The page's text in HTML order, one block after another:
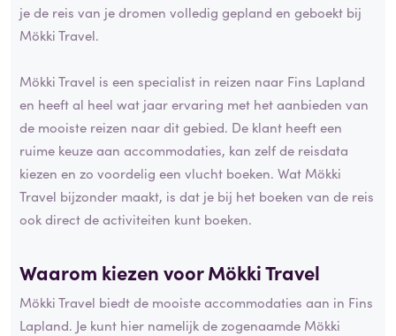
je de reis van je dromen volledig gepland en geboekt bij
Mökki Travel.
Mökki Travel is een specialist in reizen naar Fins Lapland
en heeft al heel wat jaar ervaring met het aanbieden van
de mooiste reizen naar dit gebied. De klant heeft een
ruime keuze aan accommodaties, kan zelf de reisdata
kiezen en zo voordelig een vlucht boeken. Wat Mökki
Travel bijzonder maakt, is dat je bij het boeken van de reis
ook direct de activiteiten kunt boeken.
Waarom kiezen voor Mökki Travel
Mökki Travel biedt de mooiste accommodaties aan in Fins
Lapland. Je kunt hier namelijk de zogenaamde Mökki